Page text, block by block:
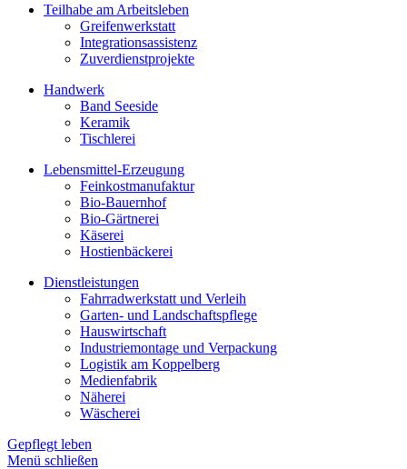
Teilhabe am Arbeitsleben
Greifenwerkstatt
Integrationsassistenz
Zuverdienstprojekte
Handwerk
Band Seeside
Keramik
Tischlerei
Lebensmittel-Erzeugung
Feinkostmanufaktur
Bio-Bauernhof
Bio-Gärtnerei
Käserei
Hostienbäckerei
Dienstleistungen
Fahrradwerkstatt und Verleih
Garten- und Landschaftspflege
Hauswirtschaft
Industriemontage und Verpackung
Logistik am Koppelberg
Medienfabrik
Näherei
Wäscherei
Gepflegt leben
Menü schließen